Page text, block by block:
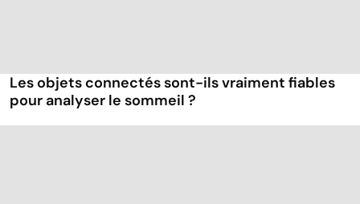
Les objets connectés sont-ils vraiment fiables
pour analyser le sommeil ?